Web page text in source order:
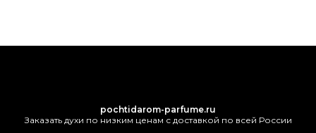
pochtidarom-parfume.ru
Заказать духи по низким ценам с доставкой по всей России